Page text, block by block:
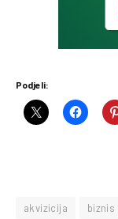
Podjeli:
akvizicija biznis